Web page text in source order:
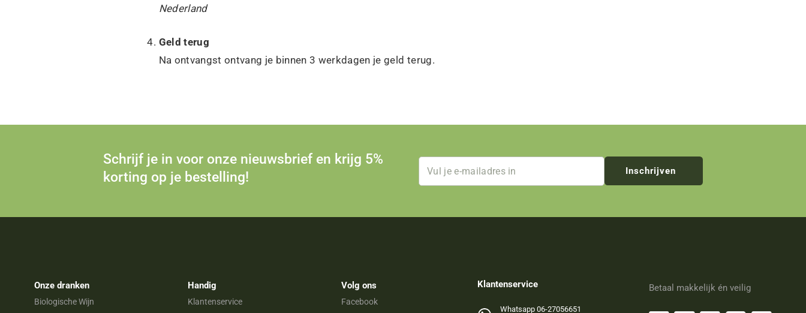
Nederland
Geld terug
Na ontvangst ontvang je binnen 3 werkdagen je geld terug.
Schrijf je in voor onze nieuwsbrief en krijg 5%
korting op je bestelling!
Inschrijven
Onze dranken
Biologische Wijn
Handig
Klantenservice
Volg ons
Facebook
Klantenservice
Whatsapp 06-27056651
Betaal makkelijk én veilig